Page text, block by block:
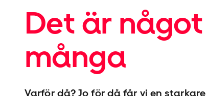
Det är
många
Varför då? Jo för då får vi en